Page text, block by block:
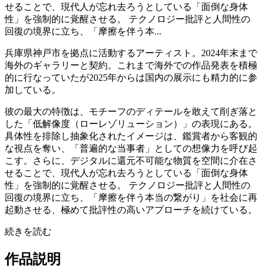
せることで、現代人が忘れ去ろうとしている「面倒な身体
性」を強制的に覚醒させる。 テクノロジー批評と人間性の
回復の境界に立ち、「摩擦を伴う本...
兵庫県神戸市を拠点に活動するアーティスト。2024年末まで
海外のギャラリーと契約。これまで海外での作品発表を積極
的に行なっていたが2025年からは国内の展示にも精力的に参
加している。
彼の最大の特徴は、モチーフのディテールを敢えて削ぎ落と
した「低解像度（ローレゾリューション）」の表現にある。
具体性を排除し抽象化されたイメージは、鑑賞者から客観的
な視点を奪い、「普遍的な当事者」としての想像力を呼び起
こす。さらに、デジタルに還元不可能な物質を空間に介在さ
せることで、現代人が忘れ去ろうとしている「面倒な身体
性」を強制的に覚醒させる。 テクノロジー批評と人間性の
回復の境界に立ち、「摩擦を伴う本当の繋がり」を社会に再
起動させる、極めて批評性の高いアプローチを続けている。
続きを読む
作品説明